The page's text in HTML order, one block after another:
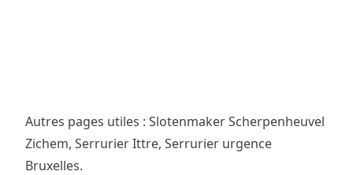
Autres pages utiles : Slotenmaker Scherpenheuvel
Zichem, Serrurier Ittre, Serrurier urgence
Bruxelles.